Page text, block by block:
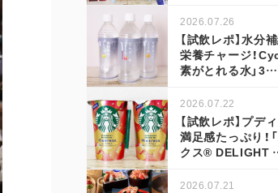
2026.07.26
【試飲レポ】水分
栄養チャージ！
素がとれる水」3…
2026.07.22
【試飲レポ】プデ
満足感たっぷり！
クス® DELIGHT
2026.07.21